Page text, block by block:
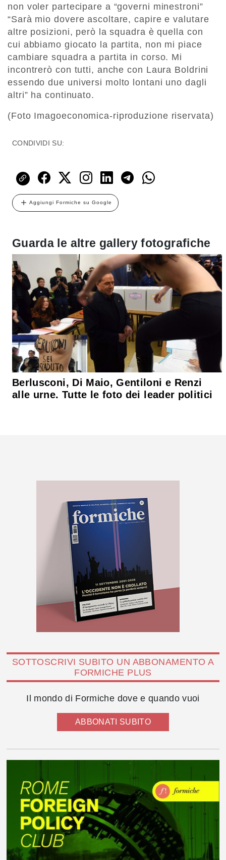
non voler partecipare a “governi minestroni”
“Sarà mio dovere ascoltare, capire e valutare
altre posizioni, però la squadra è quella con
cui abbiamo giocato la partita, non mi piace
cambiare squadra a partita in corso. Mi
incontrerò con tutti, anche con Laura Boldrini
essendo due universi molto lontani uno dagli
altri” ha continuato.
(Foto Imagoeconomica-riproduzione riservata)
CONDIVIDI SU:
Aggiungi Formiche su Google
Guarda le altre gallery fotografiche
Berlusconi, Di Maio, Gentiloni e Renzi
alle urne. Tutte le foto dei leader politici
SOTTOSCRIVI SUBITO UN ABBONAMENTO A
FORMICHE PLUS
Il mondo di Formiche dove e quando vuoi
ABBONATI SUBITO